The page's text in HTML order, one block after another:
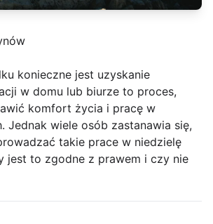
konieczne jest uzyskanie
w domu lub biurze to proces,
komfort życia i pracę w
Jednak wiele osób zastanawia się,
takie prace w niedzielę
jest to zgodne z prawem i czy nie